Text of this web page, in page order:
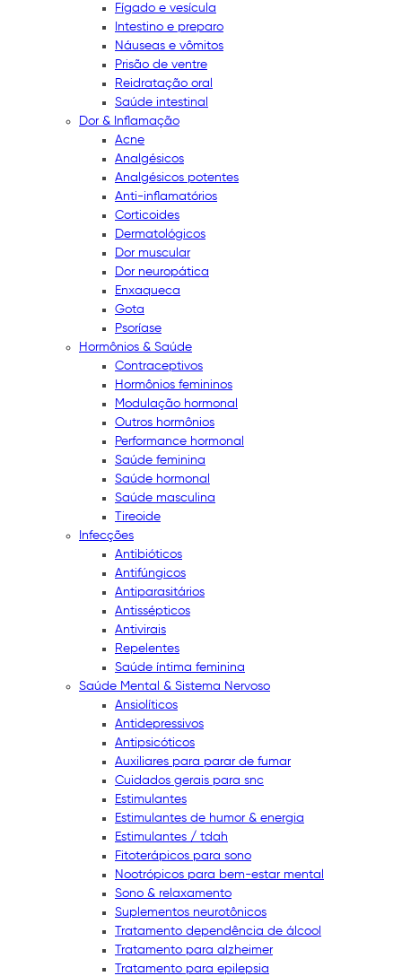
Fígado e vesícula
Intestino e preparo
Náuseas e vômitos
Prisão de ventre
Reidratação oral
Saúde intestinal
Dor & Inflamação
Acne
Analgésicos
Analgésicos potentes
Anti-inflamatórios
Corticoides
Dermatológicos
Dor muscular
Dor neuropática
Enxaqueca
Gota
Psoríase
Hormônios & Saúde
Contraceptivos
Hormônios femininos
Modulação hormonal
Outros hormônios
Performance hormonal
Saúde feminina
Saúde hormonal
Saúde masculina
Tireoide
Infecções
Antibióticos
Antifúngicos
Antiparasitários
Antissépticos
Antivirais
Repelentes
Saúde íntima feminina
Saúde Mental & Sistema Nervoso
Ansiolíticos
Antidepressivos
Antipsicóticos
Auxiliares para parar de fumar
Cuidados gerais para snc
Estimulantes
Estimulantes de humor & energia
Estimulantes / tdah
Fitoterápicos para sono
Nootrópicos para bem-estar mental
Sono & relaxamento
Suplementos neurotônicos
Tratamento dependência de álcool
Tratamento para alzheimer
Tratamento para epilepsia